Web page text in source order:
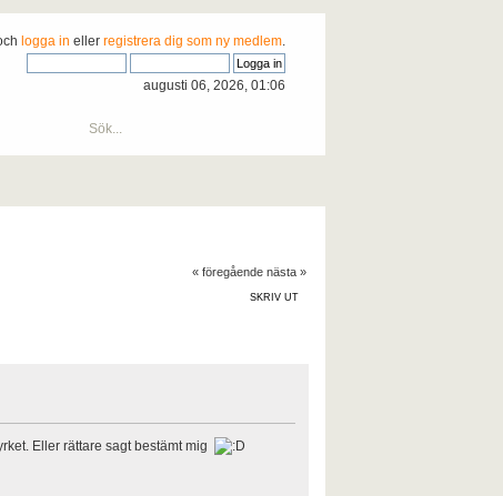
logga in ellerregistrera dig som ny medlem
augusti 06, 2026, 01:06
« föregående nästa »
SKRIV UT
Eller rättare sagt bestämt mig